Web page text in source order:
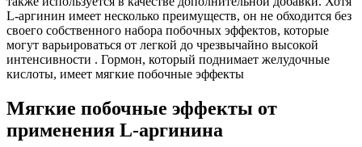
L-аргинин имеет несколько преимуществ, он не обходится без
своего собственного набора побочных эффектов, которые
могут варьироваться от легкой до чрезвычайно высокой
интенсивности . Гормон, который поднимает желудочные
кислоты, имеет мягкие побочные эффекты
Мягкие побочные эффекты от
применения L-аргинина